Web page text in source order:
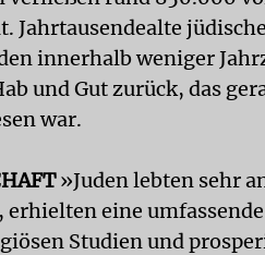
Jahrtausendealte
innerhalb weniger
und Gut zurück, das
war.
»Juden lebten sehr
erhielten eine
Studien und